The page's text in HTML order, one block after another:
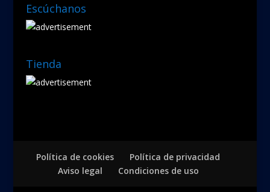
Escúchanos
Tienda
Política de cookies
Política de privacidad
Aviso legal
Condiciones de uso